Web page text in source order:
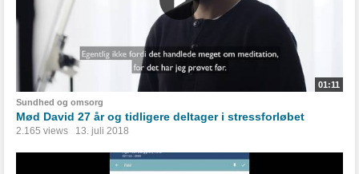
01:11
Sundhed og omsorg
Mød David 27 år og tidligere deltager i stressforløbet
2.165 views 13. juli 2018